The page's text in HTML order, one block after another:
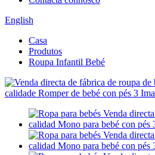
English
Casa
Produtos
Roupa Infantil Bebé